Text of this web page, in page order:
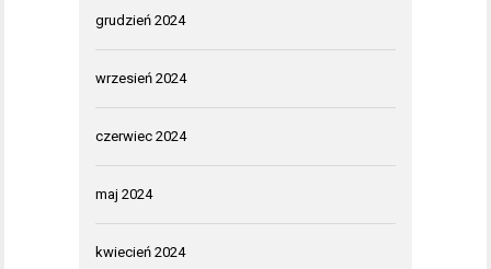
grudzień 2024
wrzesień 2024
czerwiec 2024
maj 2024
kwiecień 2024